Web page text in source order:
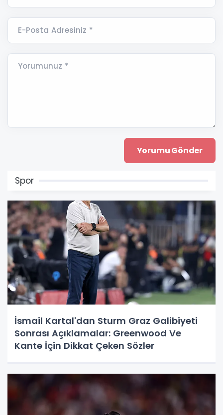
E-Posta Adresiniz *
Yorumunuz *
Spor
İsmail Kartal'dan Sturm Graz Galibiyeti
Sonrası Açıklamalar: Greenwood Ve
Kante İçin Dikkat Çeken Sözler